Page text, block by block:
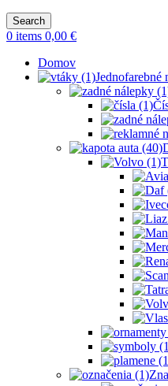
Search
0 items 0,00 €
Domov
Jednofarebné